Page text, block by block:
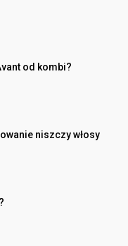
od kombi?
niszczy włosy